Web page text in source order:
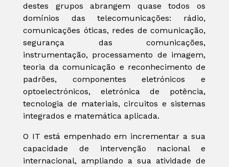
destes grupos abrangem quase todos os
domínios das telecomunicações: rádio,
comunicações óticas, redes de comunicação,
segurança das comunicações,
instrumentação, processamento de imagem,
teoria da comunicação e reconhecimento de
padrões, componentes eletrónicos e
optoelectrónicos, eletrónica de potência,
tecnologia de materiais, circuitos e sistemas
integrados e matemática aplicada.
O IT está empenhado em incrementar a sua
capacidade de intervenção nacional e
internacional, ampliando a sua atividade de